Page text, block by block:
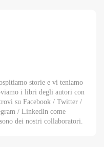
storie e vi teniamo
i libri degli autori con
su Facebook / Twitter /
/ LinkedIn come
dei nostri collaboratori.